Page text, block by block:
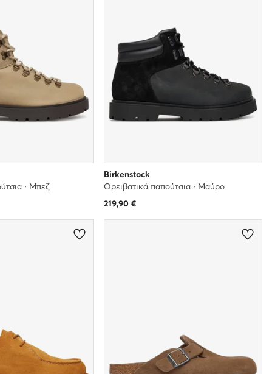
· Μπεζ
Birkenstock
Ορειβατικά παπούτσια · Μαύρο
219,90€